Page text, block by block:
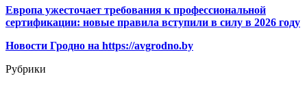
Европа ужесточает требования к профессиональной
сертификации: новые правила вступили в силу в 2026 году
Новости Гродно на https://avgrodno.by
Рубрики